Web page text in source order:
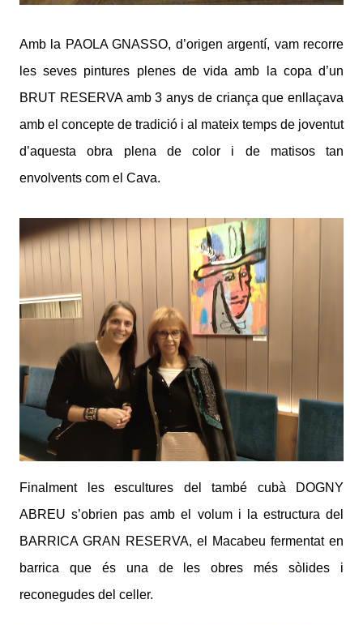
Amb la PAOLA GNASSO, d’origen argentí, vam recorre
les seves pintures plenes de vida amb la copa d’un
BRUT RESERVA amb 3 anys de criança que enllaçava
amb el concepte de tradició i al mateix temps de joventut
d’aquesta obra plena de color i de matisos tan
envolvents com el Cava.
Finalment les escultures del també cubà DOGNY
ABREU s’obrien pas amb el volum i la estructura del
BARRICA GRAN RESERVA, el Macabeu fermentat en
barrica que és una de les obres més sòlides i
reconegudes del celler.